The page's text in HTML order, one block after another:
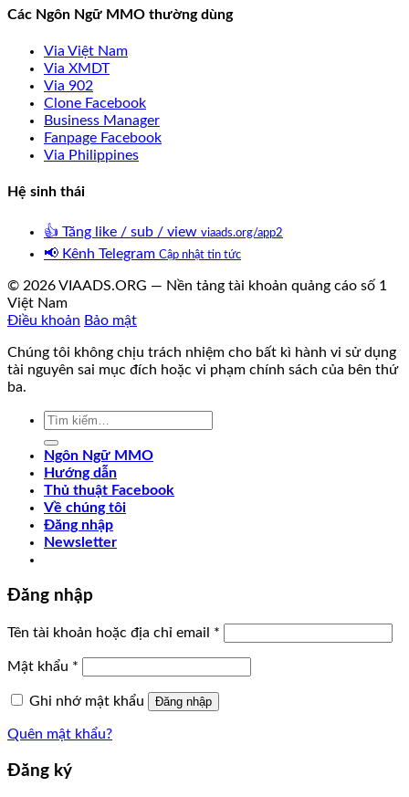
Các Ngôn Ngữ MMO thường dùng
Via Việt Nam
Via XMDT
Via 902
Clone Facebook
Business Manager
Fanpage Facebook
Via Philippines
Hệ sinh thái
👍 Tăng like / sub / view viaads.org/app2
📢 Kênh Telegram Cập nhật tin tức
© 2026 VIAADS.ORG — Nền tảng tài khoản quảng cáo số 1
Việt Nam
Điều khoản Bảo mật
Chúng tôi không chịu trách nhiệm cho bất kì hành vi sử dụng
tài nguyên sai mục đích hoặc vi phạm chính sách của bên thứ
ba.
Tìm
Ngôn Ngữ MMO
Hướng dẫn
Thủ thuật Facebook
Về chúng tôi
Đăng nhập
Newsletter
Đăng nhập
Tên tài khoản hoặc địa chỉ email *
Mật khẩu *
Ghi nhớ mật khẩu Đăng nhập
Quên mật khẩu?
Đăng ký